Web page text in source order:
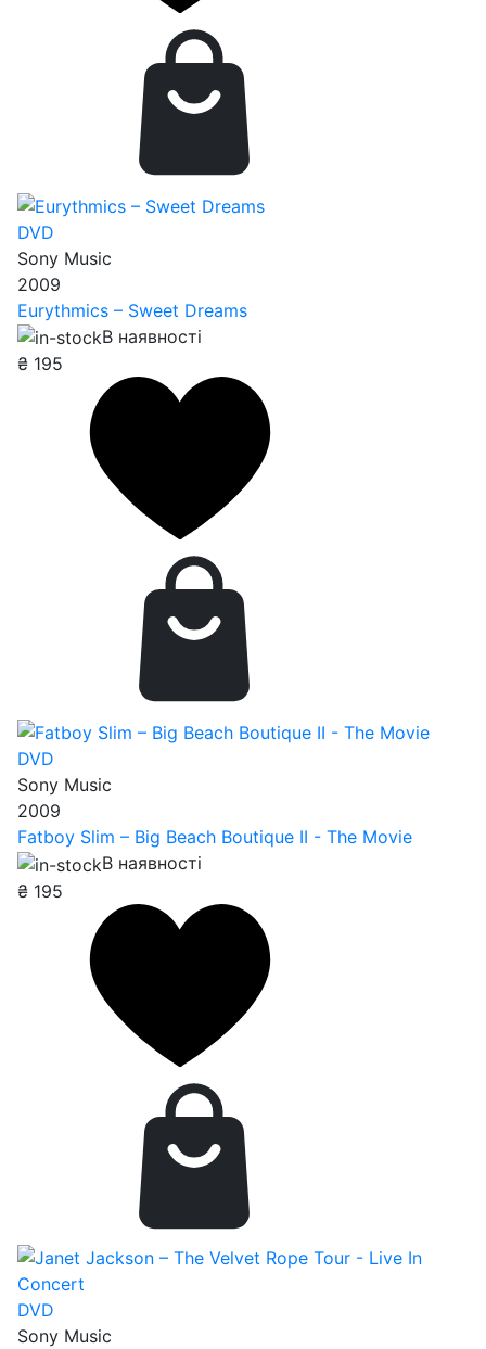
DVD
Sony Music
2009
Eurythmics – Sweet Dreams
В наявності
₴ 195
DVD
Sony Music
2009
Fatboy Slim – Big Beach Boutique II - The Movie
В наявності
₴ 195
DVD
Sony Music